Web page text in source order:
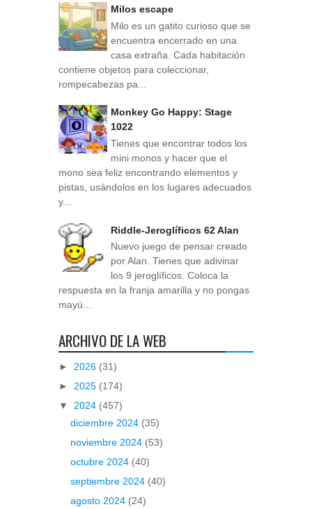
Milos escape
Milo es un gatito curioso que se
encuentra encerrado en una
casa extraña. Cada habitación
contiene objetos para coleccionar,
rompecabezas pa...
Monkey Go Happy: Stage
1022
Tienes que encontrar todos los
mini monos y hacer que el
mono sea feliz encontrando elementos y
pistas, usándolos en los lugares adecuados
y...
Riddle-Jeroglíficos 62 Alan
Nuevo juego de pensar creado
por Alan. Tienes que adivinar
los 9 jeroglíficos. Coloca la
respuesta en la franja amarilla y no pongas
mayú...
ARCHIVO DE LA WEB
► 2026 (31)
► 2025 (174)
▼ 2024 (457)
diciembre 2024 (35)
noviembre 2024 (53)
octubre 2024 (40)
septiembre 2024 (40)
agosto 2024 (24)